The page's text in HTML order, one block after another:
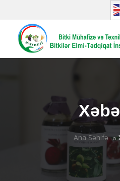
Ana Səhifə